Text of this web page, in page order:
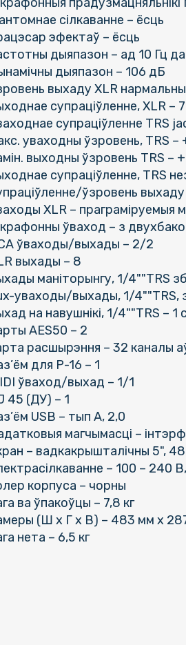
сілкаванне – ёсць
эфектаў – ёсць
дыяпазон – ад 10 Гц
дыяпазон – 106 дБ
выхаду XLR
супраціўленне, XLR –
супраціўленне TRS
уваходны ўзровень, TRS –
выходны ўзровень TRS –
супраціўленне, TRS
ўзровень
XLR – праграміруемыя
ўваход – з
ўваходы/выхады – 2/2
выхады – 8
маніторынгу, 1/4""TRS
уваходы/выхады, 1/4""TRS,
на навушнікі, 1/4""TRS – 1
AES50 – 2
расшырэння – 32 каналы
для Р-16 – 1
ўваход/выхад – 1/1
45 (ДУ) – 1
USB – тып А, 2,0
магчымасці –
– вадкакрышталічны 5",
– 100 – 240
корпуса – чорны
ва ўпакоўцы – 7,8 кг
(Ш х Г х В) – 483 мм х
нета – 6,5 кг